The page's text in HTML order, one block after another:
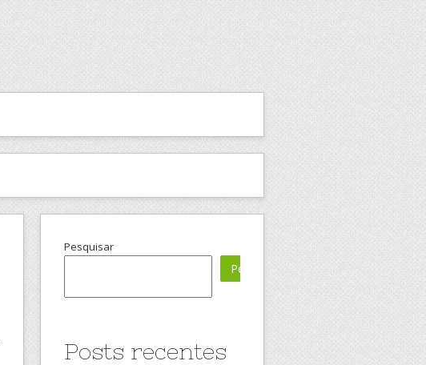
Pesquisar
Pesquisar
Posts recentes